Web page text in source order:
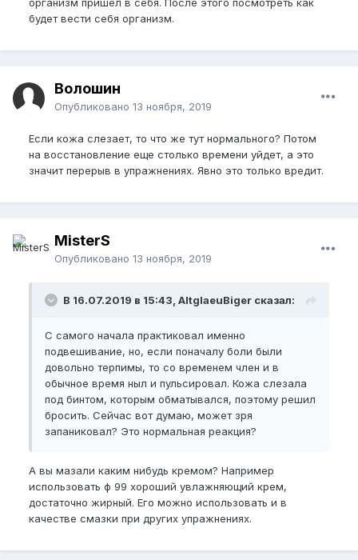
будет вести себя организм.
Волошин
Опубликовано 13 ноября, 2019
Если кожа слезает, то что же тут нормального? Потом
на восстановление еще столько времени уйдет, а это
значит перерыв в упражнениях. Явно это только вредит.
MisterS
Опубликовано 13 ноября, 2019
В 16.07.2019 в 15:43, AltglaeuBiger сказал:
С самого начала практиковал именно
подвешивание, но, если поначалу боли были
довольно терпимы, то со временем член и в
обычное время ныл и пульсировал. Кожа слезала
под бинтом, которым обматывался, поэтому решил
бросить. Сейчас вот думаю, может зря
запаниковал? Это нормальная реакция?
А вы мазали каким нибудь кремом? Например
использовать ф 99 хороший увлажняющий крем,
достаточно жирный. Его можно использовать и в
качестве смазки при других упражнениях.